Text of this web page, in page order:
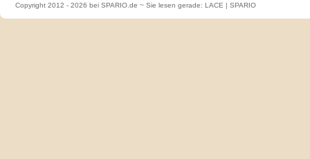
Copyright 2012 - 2026 bei SPARIO.de ~ Sie lesen gerade: LACE | SPARIO